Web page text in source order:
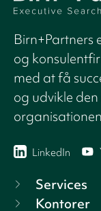
Birn+Partners
og
med at få
og udvikle
LinkedIn
Services
Kontorer